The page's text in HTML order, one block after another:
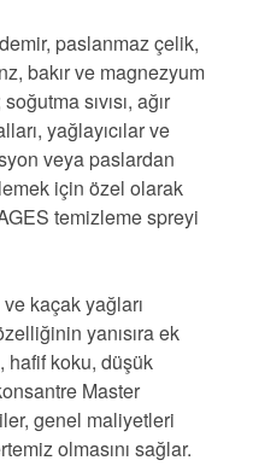
paslanmaz çelik,
bakır ve magnezyum
sıvısı, ağır
yağlayıcılar ve
veya paslardan
için özel olarak
temizleme spreyi
kaçak yağları
yanısıra ek
hafif koku, düşük
Master
genel maliyetleri
olmasını sağlar.